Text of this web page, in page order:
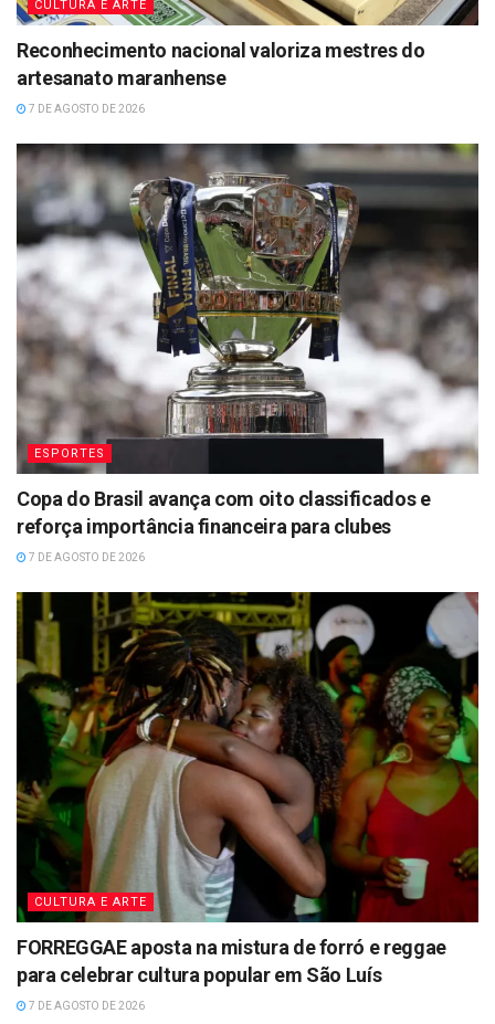
CULTURA E ARTE
Reconhecimento nacional valoriza mestres do
artesanato maranhense
7 DE AGOSTO DE 2026
ESPORTES
Copa do Brasil avança com oito classificados e
reforça importância financeira para clubes
7 DE AGOSTO DE 2026
CULTURA E ARTE
FORREGGAE aposta na mistura de forró e reggae
para celebrar cultura popular em São Luís
7 DE AGOSTO DE 2026